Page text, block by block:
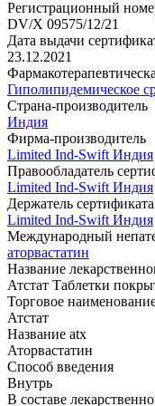
Регистрационный
DV/X 09575/12/21
Дата выдачи
23.12.2021
Гиполипидемическое
Страна-производитель
Индия
Фирма-производитель
Limited Ind-Swift Индия
Правообладатель
Limited Ind-Swift Индия
Держатель сертификата
Limited Ind-Swift Индия
Международный
аторвастатин
Название
Атстат Таблетки
Торговое
Атстат
Название atx
Аторвастатин
Способ введения
Внутрь
В составе